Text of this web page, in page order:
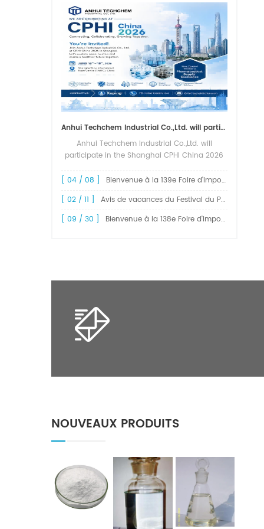
Anhui Techchem Industrial Co.,Ltd. will participate in the Shanghai CPHI China 2026 exhibition.
Anhui Techchem Industrial Co.,Ltd. will
participate in the Shanghai CPHI China 2026
grandly kick off at the Shanghai New
[ 04 / 08 ]
Bienvenue à la 139e Foire d'import-export de Chine, la Foire de Canton
[ 02 / 11 ]
Avis de vacances du Festival du Printemps 2026 !
[ 09 / 30 ]
Bienvenue à la 138e Foire d'import-export de Chine
NOUVEAUX PRODUITS